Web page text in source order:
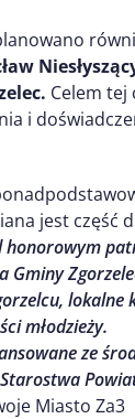
Celem tej
i
jest część
honorowym
Gminy
młodzieży.
ze
Miasto Za3